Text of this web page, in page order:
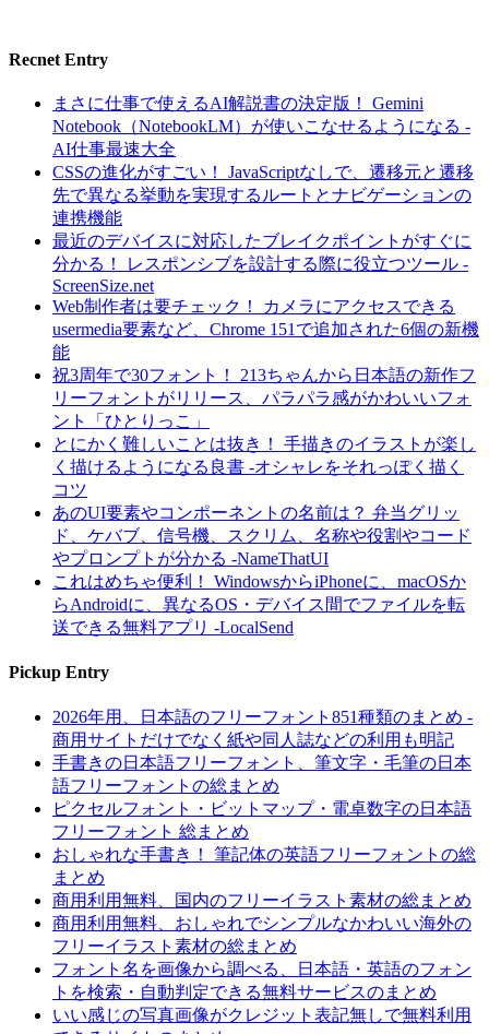
Recnet Entry
まさに仕事で使えるAI解説書の決定版！ Gemini
Notebook（NotebookLM）が使いこなせるようになる -
AI仕事最速大全
CSSの進化がすごい！ JavaScriptなしで、遷移元と遷移
先で異なる挙動を実現するルートとナビゲーションの
連携機能
最近のデバイスに対応したブレイクポイントがすぐに
分かる！ レスポンシブを設計する際に役立つツール -
ScreenSize.net
Web制作者は要チェック！ カメラにアクセスできる
usermedia要素など、Chrome 151で追加された6個の新機
能
祝3周年で30フォント！ 213ちゃんから日本語の新作フ
リーフォントがリリース、パラパラ感がかわいいフォ
ント「ひとりっこ」
とにかく難しいことは抜き！ 手描きのイラストが楽し
く描けるようになる良書 -オシャレをそれっぽく描く
コツ
あのUI要素やコンポーネントの名前は？ 弁当グリッ
ド、ケバブ、信号機、スクリム、名称や役割やコード
やプロンプトが分かる -NameThatUI
これはめちゃ便利！ WindowsからiPhoneに、macOSか
らAndroidに、異なるOS・デバイス間でファイルを転
送できる無料アプリ -LocalSend
Pickup Entry
2026年用、日本語のフリーフォント851種類のまとめ -
商用サイトだけでなく紙や同人誌などの利用も明記
手書きの日本語フリーフォント、筆文字・毛筆の日本
語フリーフォントの総まとめ
ピクセルフォント・ビットマップ・電卓数字の日本語
フリーフォント 総まとめ
おしゃれな手書き！ 筆記体の英語フリーフォントの総
まとめ
商用利用無料、国内のフリーイラスト素材の総まとめ
商用利用無料、おしゃれでシンプルなかわいい海外の
フリーイラスト素材の総まとめ
フォント名を画像から調べる、日本語・英語のフォン
トを検索・自動判定できる無料サービスのまとめ
いい感じの写真画像がクレジット表記無しで無料利用